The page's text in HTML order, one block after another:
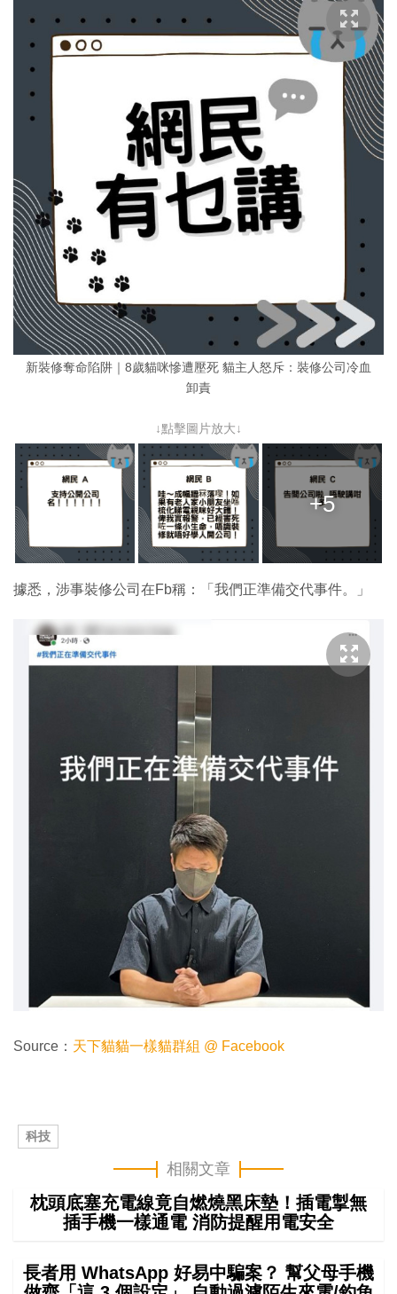
新裝修奪命陷阱｜8歲貓咪慘遭壓死 貓主人怒斥：裝修公司冷血
卸責
↓點擊圖片放大↓
+5
據悉，涉事裝修公司在Fb稱：「我們正準備交代事件。」
Source： 天下貓貓一樣貓群組 @ Facebook
科技
相關文章
枕頭底塞充電線竟自燃燒黑床墊！插電掣無
插手機一樣通電 消防提醒用電安全
長者用 WhatsApp 好易中騙案？ 幫父母手機